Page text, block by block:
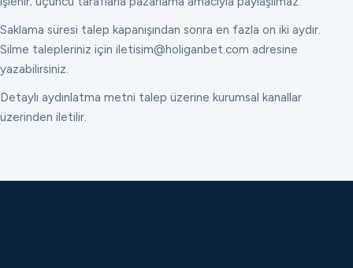
Saklama süresi talep kapanışından sonra en fazla on iki aydır.
Silme talepleriniz için iletisim@holiganbet.com adresine
yazabilirsiniz.
Detaylı aydınlatma metni talep üzerine kurumsal kanallar
üzerinden iletilir.